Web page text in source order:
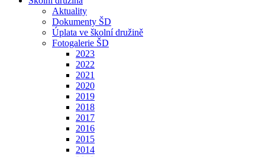
Aktuality
Dokumenty ŠD
Úplata ve školní družině
Fotogalerie ŠD
2023
2022
2021
2020
2019
2018
2017
2016
2015
2014